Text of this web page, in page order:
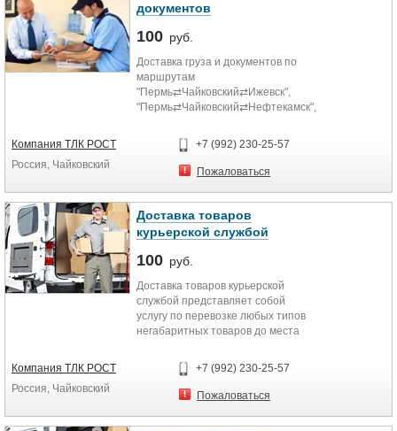
документов
100 руб.
Доставка груза и документов по
маршрутам
"Пермь⇄Чайковский⇄Ижевск",
"Пермь⇄Чайковский⇄Нефтекамск",
всего за 1 сутки.
Компания ТЛК РОСТ
Россия, Чайковский
+7 (992) 230-25-57
Пожаловаться
Доставка товаров
курьерской службой
100 руб.
Доставка товаров курьерской
службой представляет собой
услугу по перевозке любых типов
негабаритных товаров до места
конкурентов, мы следим за
состояние груза и уведомляем
заказчика о получении. Гарантией
Компания ТЛК РОСТ
Россия, Чайковский
+7 (992) 230-25-57
Пожаловаться